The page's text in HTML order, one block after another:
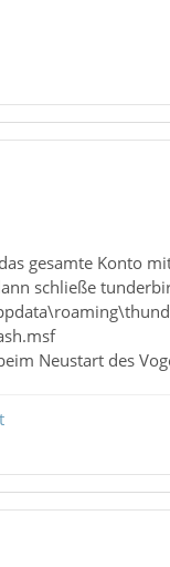
gesamte Konto
schließe
Neustart des